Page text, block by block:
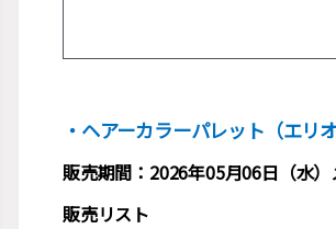
・ヘアーカラーパレット（エリ
販売期間：2026年05月06日（水
販売リスト